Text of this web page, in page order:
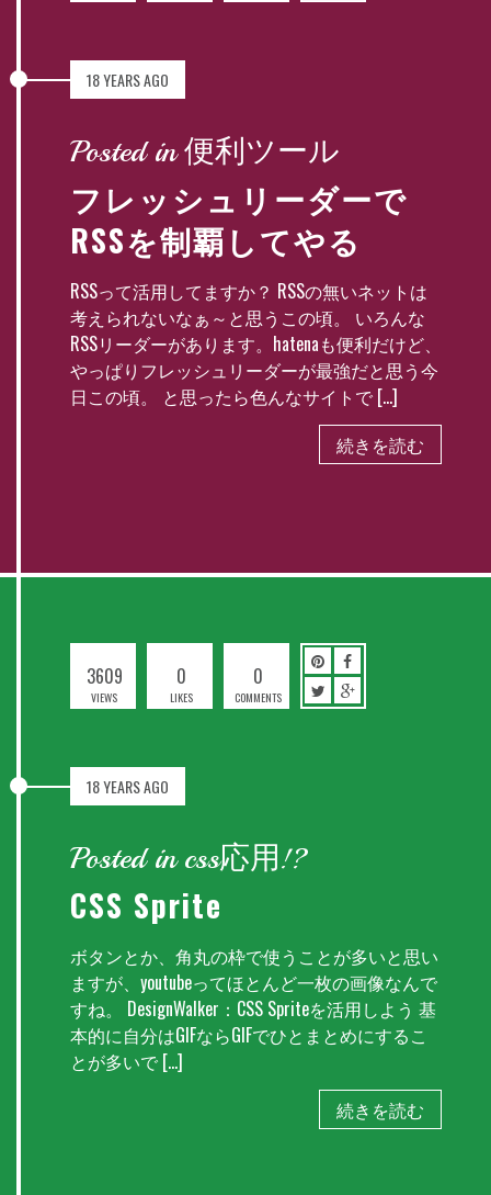
18 YEARS AGO
Posted in 便利ツール
フレッシュリーダーで
RSSを制覇してやる
RSSって活用してますか？ RSSの無いネットは
考えられないなぁ～と思うこの頃。 いろんな
RSSリーダーがあります。hatenaも便利だけど、
やっぱりフレッシュリーダーが最強だと思う今
日この頃。 と思ったら色んなサイトで […]
続きを読む
3609
VIEWS
0
LIKES
0
COMMENTS
18 YEARS AGO
Posted in css応用!?
CSS Sprite
ボタンとか、角丸の枠で使うことが多いと思い
ますが、youtubeってほとんど一枚の画像なんで
すね。 DesignWalker：CSS Spriteを活用しよう 基
本的に自分はGIFならGIFでひとまとめにするこ
とが多いで […]
続きを読む